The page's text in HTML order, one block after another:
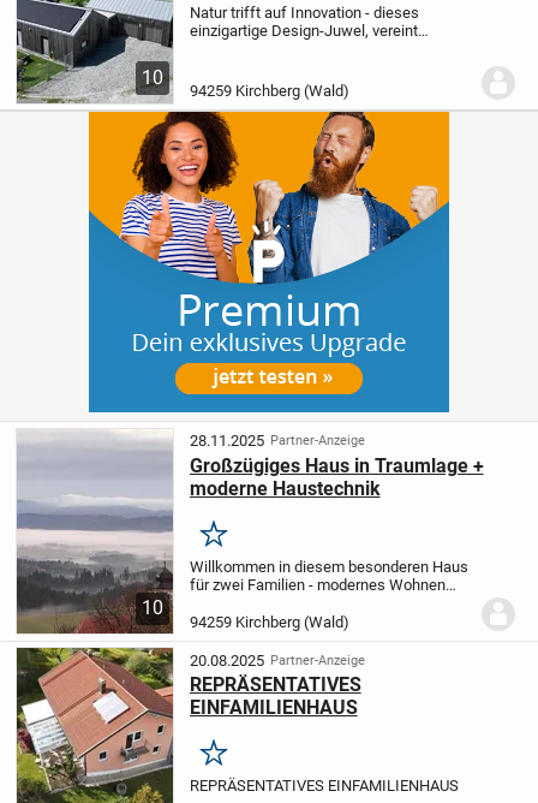
10
Natur trifft auf Innovation - dieses
einzigartige Design-Juwel, vereint
Innovationen in einem unvergleichlichen
Bereits 2020...
94259 Kirchberg (Wald)
10
28.11.2025 Partner-Anzeige
Großzügiges Haus in Traumlage +
moderne Haustechnik
Merken
Willkommen in diesem besonderen Haus
für zwei Familien - modernes Wohnen
Gesamtwohnfläche von ca. 257?m² bietet
diese lichtdurchflutete Immobilie reichlich
Platz...
94259 Kirchberg (Wald)
20.08.2025 Partner-Anzeige
REPRÄSENTATIVES
EINFAMILIENHAUS
Merken
REPRÄSENTATIVES EINFAMILIENHAUS